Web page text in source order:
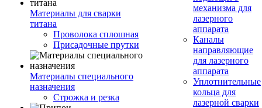
Материалы для сварки
титана
Проволока сплошная
Присадочные прутки
Материалы специального
назначения
Строжка и резка
механизма для
лазерного
аппарата
Каналы
направляющие
для лазерного
аппарата
Уплотнительные
кольца для
лазерной сварки